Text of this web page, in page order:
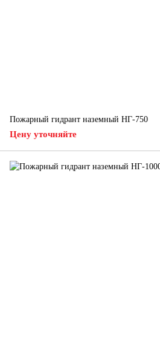
Пожарный гидрант наземный НГ-750
Цену уточняйте